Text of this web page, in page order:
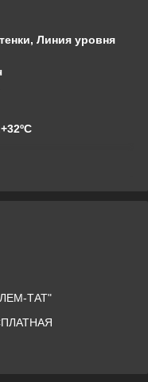
Линия уровня
ТАТ"